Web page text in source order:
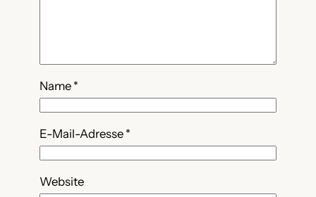
Name *
E-Mail-Adresse *
Website